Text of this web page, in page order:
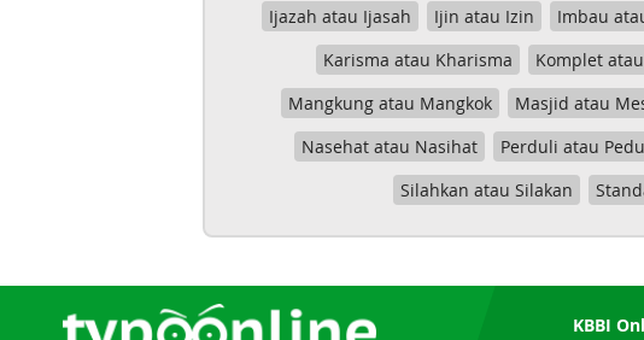
Ijazah atau Ijasah
Ijin atau Izin Imbau
Karisma atau Kharisma
Komplet
Mangkung atau Mangkok
Masjid atau
Nasehat atau Nasihat
Perduli atau
Silahkan atau Silakan
KBBI